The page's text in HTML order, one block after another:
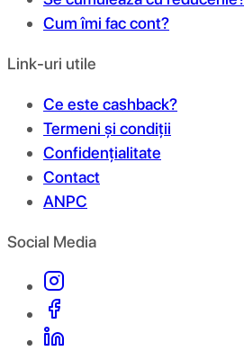
Cum îmi fac cont?
Link-uri utile
Ce este cashback?
Termeni și condiții
Confidențialitate
Contact
ANPC
Social Media